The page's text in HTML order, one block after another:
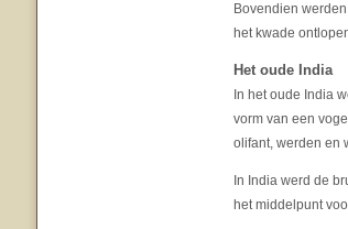
Bovendien
het kwade
Het oude India
In het oude India
vorm van een
olifant, werden en
In India werd de
het middelpunt